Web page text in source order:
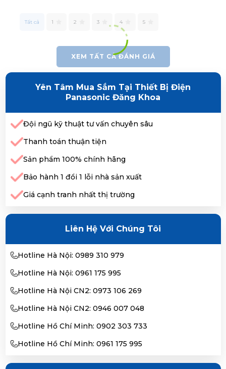
Tất cả 1 2 3 4 5
XEM TẤT CẢ ĐÁNH GIÁ
Yên Tâm Mua Sắm Tại Thiết Bị Điện
Panasonic Đăng Khoa
Đội ngũ kỹ thuật tư vấn chuyên sâu
Thanh toán thuận tiện
Sản phẩm 100% chính hãng
Bảo hành 1 đổi 1 lỗi nhà sản xuất
Giá cạnh tranh nhất thị trường
Liên Hệ Với Chúng Tôi
Hotline Hà Nội: 0989 310 979
Hotline Hà Nội: 0961 175 995
Hotline Hà Nội CN2: 0973 106 269
Hotline Hà Nội CN2: 0946 007 048
Hotline Hồ Chí Minh: 0902 303 733
Hotline Hồ Chí Minh: 0961 175 995